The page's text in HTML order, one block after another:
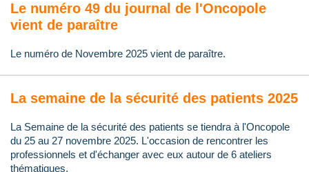
Le numéro 49 du journal de l'Oncopole
vient de paraître
Le numéro de Novembre 2025 vient de paraître.
La semaine de la sécurité des patients 2025
La Semaine de la sécurité des patients se tiendra à l'Oncopole
du 25 au 27 novembre 2025. L'occasion de rencontrer les
professionnels et d'échanger avec eux autour de 6 ateliers
thématiques.